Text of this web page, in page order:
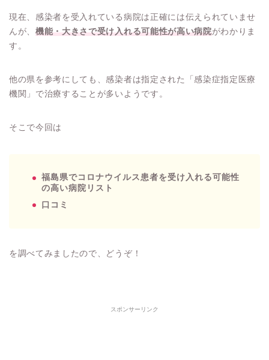
現在、感染者を受入れている病院は正確には伝えられていませ
んが、機能・大きさで受け入れる可能性が高い病院がわかりま
す。
他の県を参考にしても、感染者は指定された「感染症指定医療
機関」で治療することが多いようです。
そこで今回は
福島県でコロナウイルス患者を受け入れる可能性
の高い病院リスト
口コミ
を調べてみましたので、どうぞ！
スポンサーリンク